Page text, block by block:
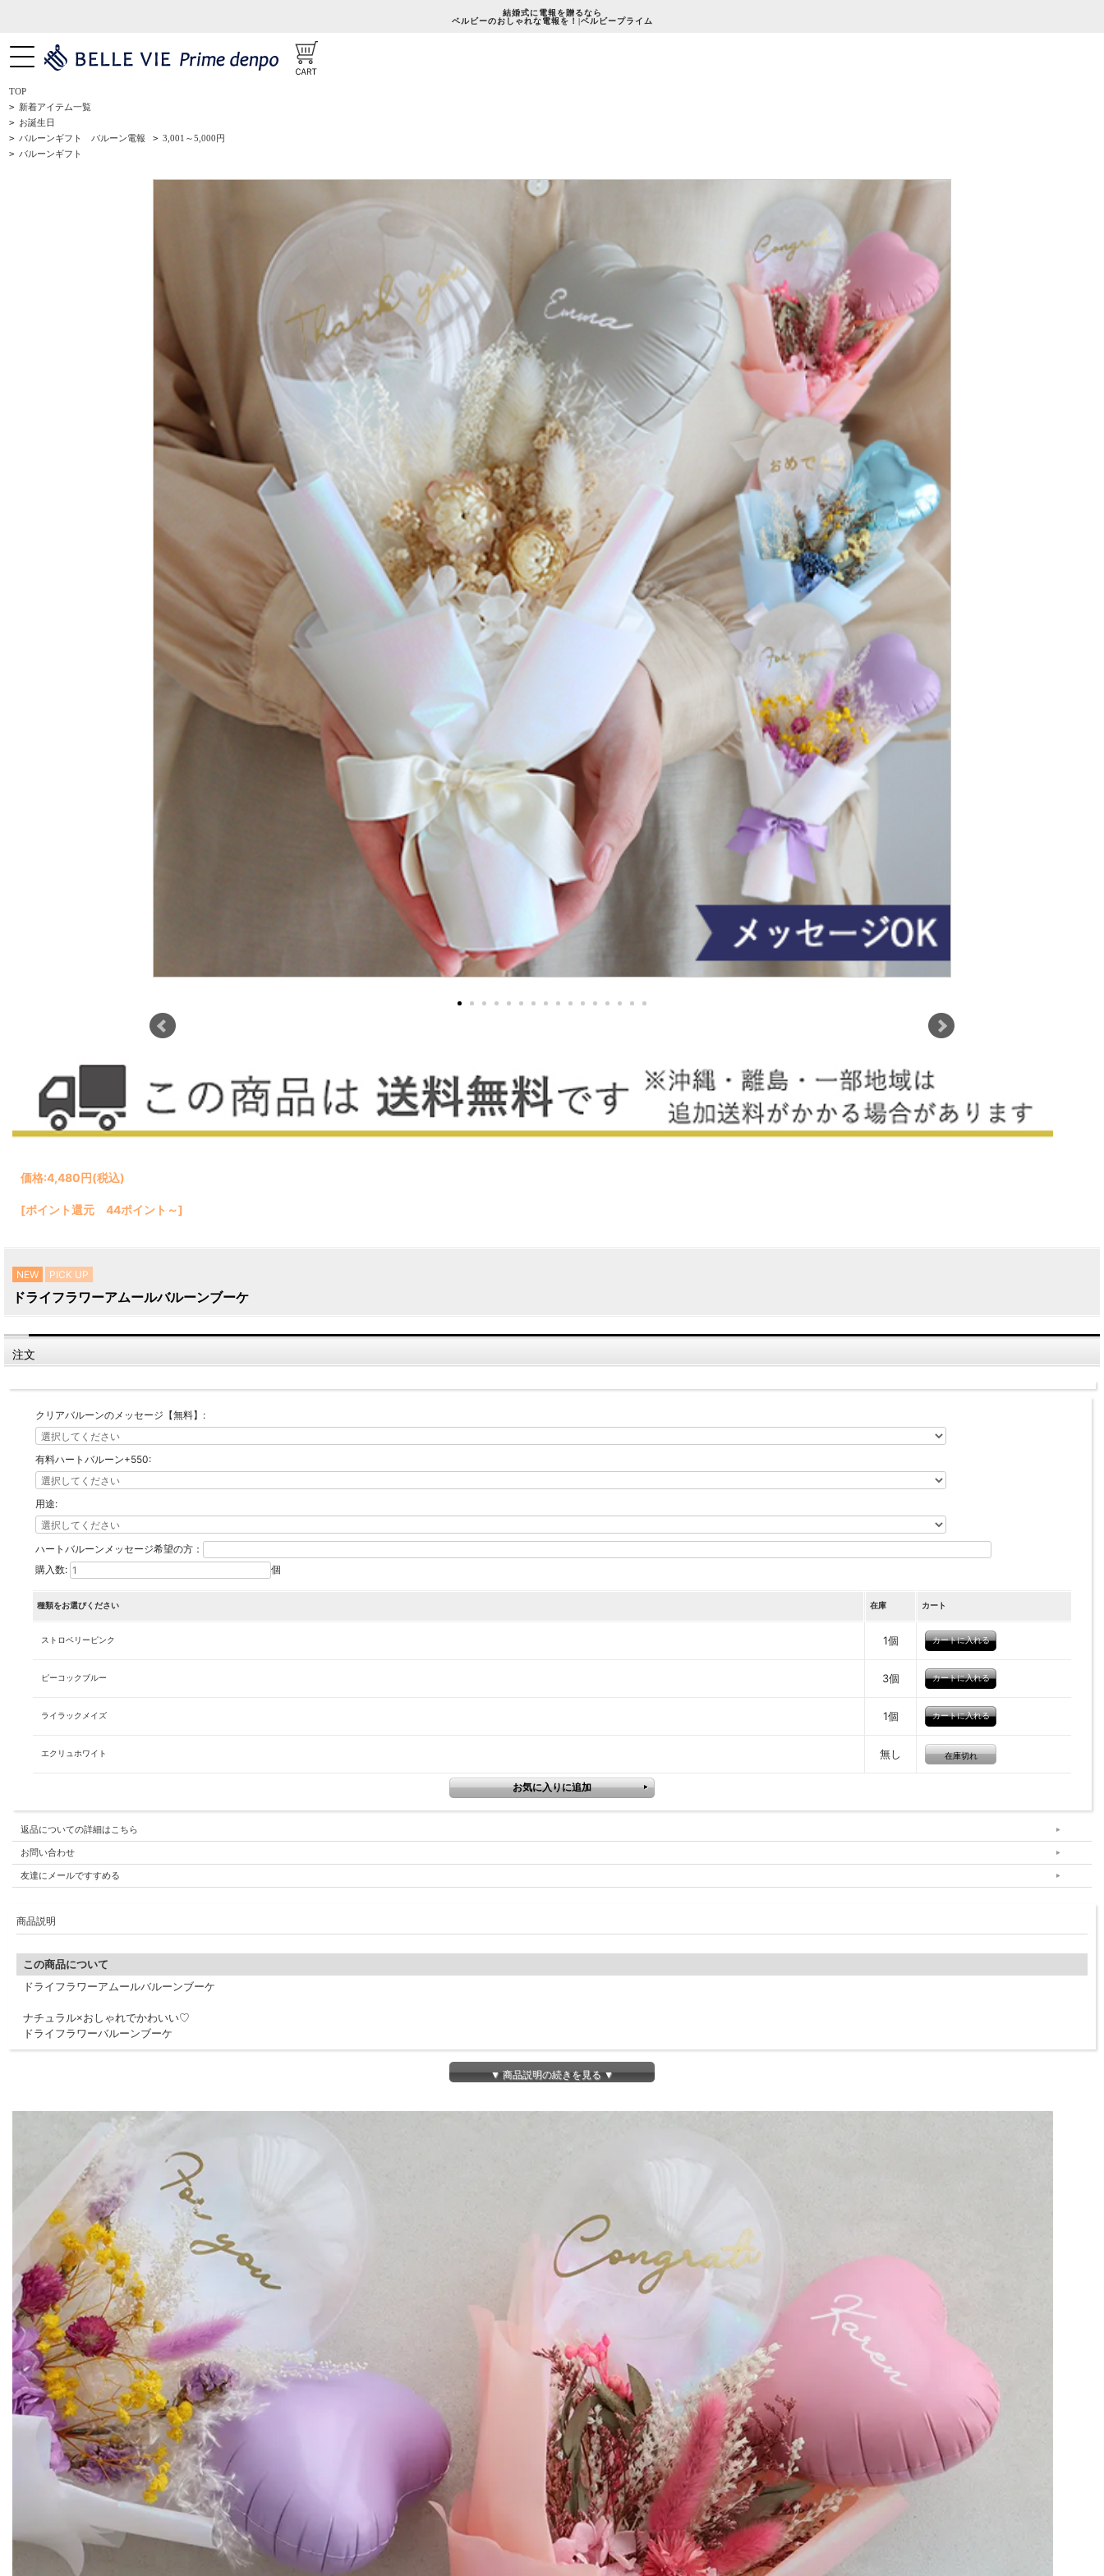
結婚式に電報を贈るなら
ベルビーのおしゃれな電報を！|ベルビープライム
TOP
> 新着アイテム一覧
> お誕生日
> バルーンギフト バルーン電報 > 3,001～5,000円
> バルーンギフト
価格:4,480円(税込)
[ポイント還元 44ポイント～]
NEW PICK UP
ドライフラワーアムールバルーンブーケ
注文
クリアバルーンのメッセージ【無料】:
有料ハートバルーン+550:
用途:
ハートバルーンメッセージ希望の方：
購入数:
個
種類をお選びください 在庫 カート
ストロベリーピンク 1個
ピーコックブルー 3個
ライラックメイズ 1個
エクリュホワイト 無し 在庫切れ
返品についての詳細はこちら
お問い合わせ
友達にメールですすめる
商品説明
この商品について
ドライフラワーアムールバルーンブーケ
ナチュラル×おしゃれでかわいい♡
ドライフラワーバルーンブーケ
ドライフラワー、紙、リボン、その他
メッセージについて
クリアバルーンにメッセージシールを無料でお入れすることができます。
定型文「Happy Birthday」「Congrats」「Thank you」「For you」など
8種類からお選びいただけます。
ハートバルーンにはフリーテキストメッセージのシールを
＋550円でお入れすることができます。
メッセージは英字8字・ひらがな5字程度でご指定ください。
※英字の最初の文字は大文字、それ以降は小文字に変換させて頂きます。
※お申し込みいただいた名入れ文字の 大文字・小文字を変更させていただくことがあります。
予めご了承下さい。
『例』 ○→Hitomi、×→ HITOMI
※シールのカラーはクリアバルーンにゴールド、
ハートバルーンにはホワイトのシールで製作いたします。
その他
◆納期について
メッセージシール「定型」ご希望の場合翌営業日以降、
「自由文」ご希望の場合2営業日以降の発送となります。
メッセージシール不要の場合13時までのご注文で即日発送いたします。
◆用途
結婚祝い、誕生日、卒園、卒業、入園、入学のお祝い などお祝いに
▼ 商品説明の続きを見る ▼